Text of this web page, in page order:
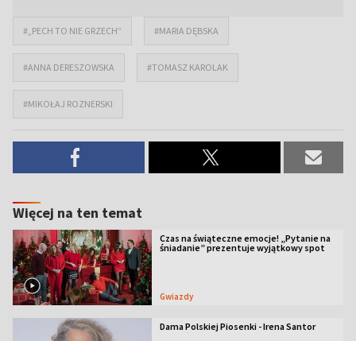
#„PECH TO NIE GRZECH” #MARIA DĘBSKA
#ANNA DERESZOWSKA #TOMASZ KAROLAK
#MIKOŁAJ ROZNERSKI
Więcej na ten temat
Czas na świąteczne emocje! „Pytanie na
śniadanie” prezentuje wyjątkowy spot
Gwiazdy
Dama Polskiej Piosenki - Irena Santor